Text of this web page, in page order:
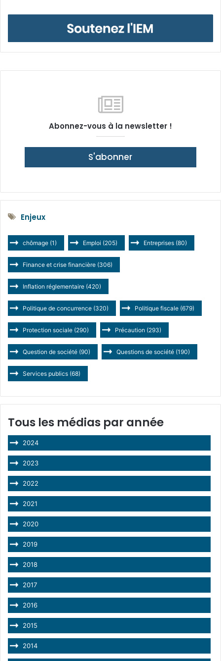
Abonnez-vous à la newsletter !
S'abonner
Enjeux
chômage (1) Emploi (205) Entreprises (80)
Finance et crise financière (306)
Inflation réglementaire (420)
Politique de concurrence (320) Politique fiscale (679)
Protection sociale (290) Précaution (293)
Question de société (90) Questions de société (190)
Services publics (68)
Tous les médias par année
2024
2023
2022
2021
2020
2019
2018
2017
2016
2015
2014